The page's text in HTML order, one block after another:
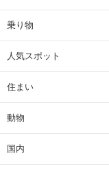
乗り物
人気スポット
住まい
動物
国内